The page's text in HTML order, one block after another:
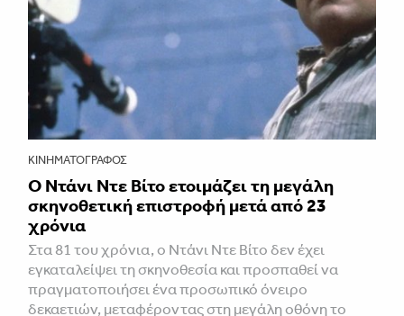
ΚΙΝΗΜΑΤΟΓΡΆΦΟΣ
Ο Ντάνι Ντε Βίτο ετοιμάζει τη μεγάλη
σκηνοθετική επιστροφή μετά από 23
χρόνια
Στα 81 του χρόνια, ο Ντάνι Ντε Βίτο δεν έχει
εγκαταλείψει τη σκηνοθεσία και προσπαθεί να
πραγματοποιήσει ένα προσωπικό όνειρο
δεκαετιών, μεταφέροντας στη μεγάλη οθόνη το